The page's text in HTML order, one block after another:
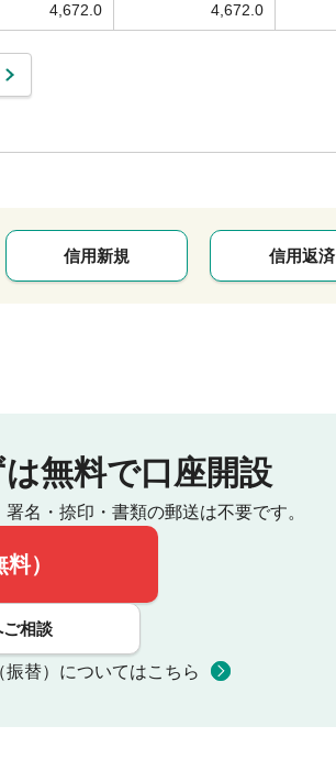
4,672.0 4,672.0
信用新規 信用返済
は無料で口座開設
署名・捺印・書類の郵送は不要です。
）
相談
振替）についてはこちら